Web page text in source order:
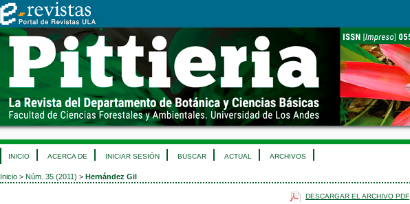
INICIO ACERCA DE INICIAR SESIÓN BUSCAR ACTUAL ARCHIVOS
Inicio > Núm. 35 (2011) > Hernández Gil
DESCARGAR EL ARCHIVO PDF